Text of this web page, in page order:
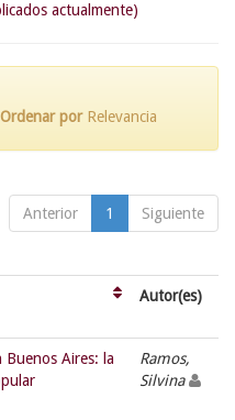
actualmente)
Ordenar por Relevancia
Anterior 1 Siguiente
Autor(es)
Aires: la
Ramos,
Silvina